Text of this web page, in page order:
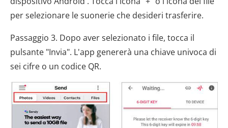
per selezionare le suonerie che desideri trasferire.
Passaggio 3. Dopo aver selezionato i file, tocca il
pulsante "Invia". L'app genererà una chiave univoca di
sei cifre o un codice QR.